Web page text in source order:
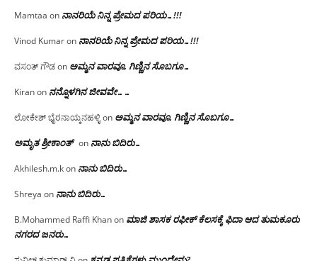
Mamtaa on ನಾನರಿಯೆ ನಿನ್ನ ಪ್ರೇಮದ ಪರಿಯ…!!!
Vinod Kumaron ನಾನರಿಯೆ ನಿನ್ನ ಪ್ರೇಮದ ಪರಿಯ…!!!
ವಸಂತ್ ಗೌಡon ಅಮ್ಮನ ವಾರವೂ, ಗಿಣ್ಣಿನ ಸೊಬಗೂ…
Kiranon ನನ್ನೊಳಗಿನ ಜೀವವೇ……
ಲೋಕೇಶ್ ಭೈರನಾಯ್ಕನಹಳ್ಳಿon ಅಮ್ಮನ ವಾರವೂ, ಗಿಣ್ಣಿನ ಸೊಬಗೂ…
ಅಮೃತ ಶ್ರೀಕಾಂತ್ on ನಾನು ಬಿದಿರು…
Akhilesh.m.kon ನಾನು ಬಿದಿರು…
Shreya on ನಾನು ಬಿದಿರು…
B.Mohammed Raffi Khanon ಮಾಜಿ ಶಾಸಕ ರಫೀಕ್ ಕೆಲಸಕ್ಕೆ ಫಿದಾ ಆದ ತುಮಕೂರು
ನಗರದ ಜನರು…